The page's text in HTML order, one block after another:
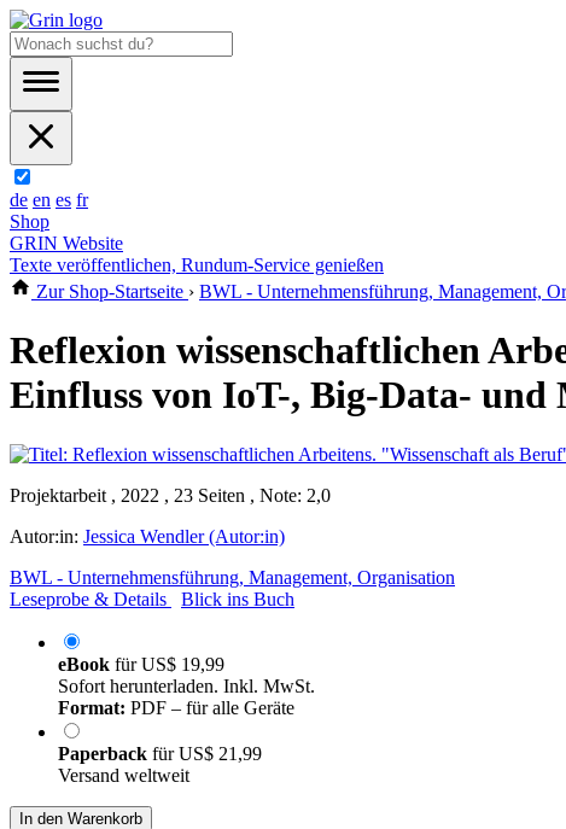
de en es fr
Shop
GRIN Website
Texte veröffentlichen, Rundum-Service genießen
Zur Shop-Startseite › BWL - Unternehmensführung, Management,
Reflexion wissenschaftlichen
Einfluss von IoT-, Big-Data- und
Projektarbeit , 2022 , 23 Seiten , Note: 2,0
Autor:in: Jessica Wendler (Autor:in)
BWL - Unternehmensführung, Management, Organisation
Leseprobe & Details
Blick ins Buch
eBook fürUS$ 19,99
Sofort herunterladen. Inkl. MwSt.
Format: PDF – für alle Geräte
Paperback fürUS$ 21,99
Versand weltweit
In den Warenkorb